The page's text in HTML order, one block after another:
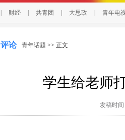
财经 共青团 大思政 青年电
评论 青年话题 >> 正文
学生给老师
发稿时间